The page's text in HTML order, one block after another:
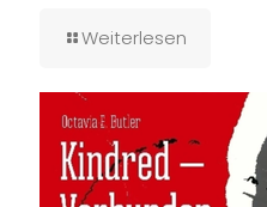
Weiterlesen